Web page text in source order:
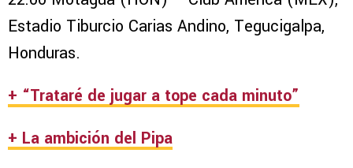
Estadio Tiburcio Carias Andino, Tegucigalpa,
Honduras.
+ “Trataré de jugar a tope cada minuto”
+ La ambición del Pipa